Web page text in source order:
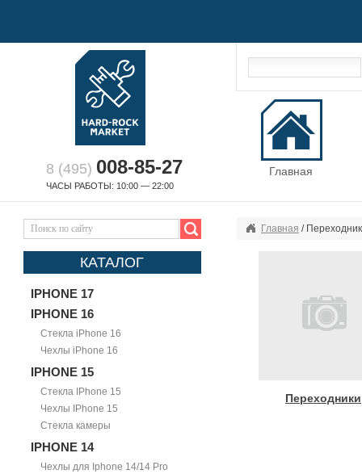
8 (495) 008-85-27
ЧАСЫ РАБОТЫ: 10:00 — 22:00
Главная
КАТАЛОГ
IPHONE 17
IPHONE 16
Стекла iPhone 16
Чехлы iPhone 16
IPHONE 15
Стекла IPhone 15
Чехлы IPhone 15
Стекла камеры
IPHONE 14
Чехлы для Iphone 14/14 Pro
Главная /
Переходники